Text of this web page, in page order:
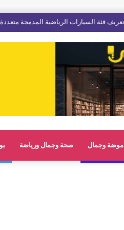
موضة وجمال صحة وجمال ورياضة